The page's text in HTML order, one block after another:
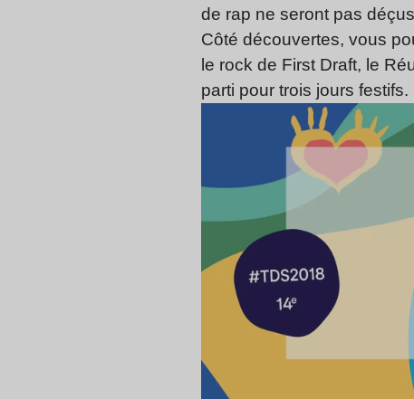
de rap ne seront pas
Côté découvertes, vous
le rock de First Draft, le
parti pour trois jours festifs.